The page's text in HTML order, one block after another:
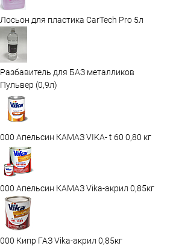
Лосьон для пластика CarTech Pro 5л
Разбавитель для БАЗ металликов
Пульвер (0,9л)
000 Апельсин КАМАЗ VIKA- t 60 0,80 кг
000 Апельсин КАМАЗ Vika-акрил 0,85кг
000 Кипр ГАЗ Vika-акрил 0,85кг